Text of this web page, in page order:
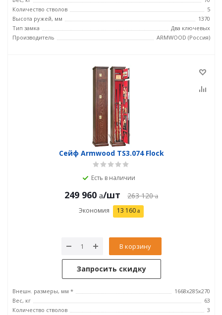
Количество стволов
5
Высота ружей, мм
1370
Тип замка
Два ключевых
Производитель
ARMWOOD (Россия)
Сейф Armwood TS3.074 Flock
Есть в наличии
249 960 /шт 263 120
Экономия 13 160
В корзину
Запросить скидку
Внешн. размеры, мм *
1668х285х270
Вес, кг
63
Количество стволов
3